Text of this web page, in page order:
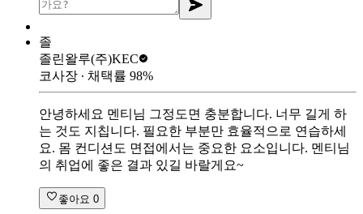
졸
졸린왈루(주)KEC
코사장 ∙ 채택률 98%
안녕하세요 멘티님 그정도면 충분합니다. 너무 길게 하
는 것도 지칩니다. 필요한 부분만 효율적으로 연습하세
요. 몸 컨디션도 면접에서는 중요한 요소입니다. 멘티님
의 취업에 좋은 결과 있길 바랄게요~
좋아요 0